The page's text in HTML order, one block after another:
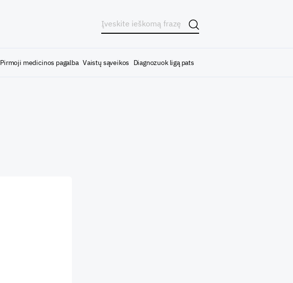
Pirmoji medicinos pagalba Vaistų sąveikos Diagnozuok ligą pats